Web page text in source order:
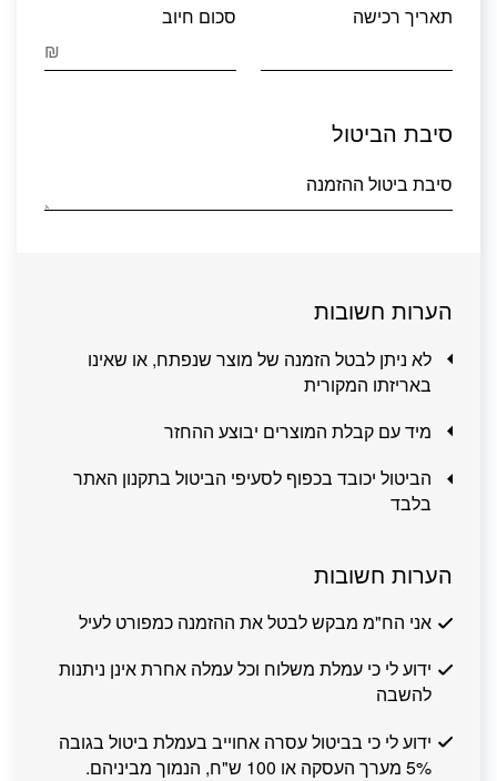
תאריך רכישה
סכום חיוב
₪
סיבת הביטול
סיבת ביטול ההזמנה
הערות חשובות
לא ניתן לבטל הזמנה של מוצר שנפתח, או שאינו
באריזתו המקורית
מיד עם קבלת המוצרים יבוצע ההחזר
הביטול יכובד בכפוף לסעיפי הביטול בתקנון האתר
בלבד
הערות חשובות
אני הח"מ מבקש לבטל את ההזמנה כמפורט לעיל
ידוע לי כי עמלת משלוח וכל עמלה אחרת אינן ניתנות
להשבה
ידוע לי כי בביטול עסרה אחוייב בעמלת ביטול בגובה
5% מערך העסקה או 100 ש"ח, הנמוך מביניהם.